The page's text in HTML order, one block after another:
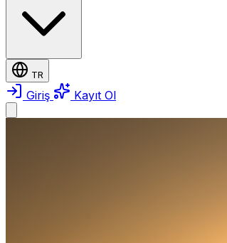
TR
Giriş Kayıt Ol